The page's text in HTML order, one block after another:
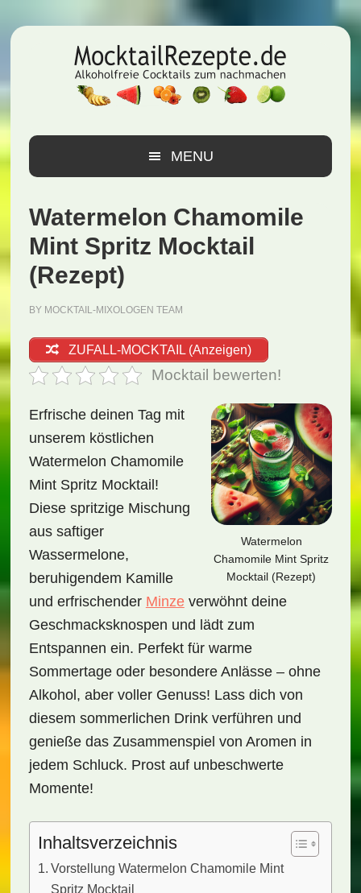
Hauptnavigation
Inhalt
Seitenspalte
MENU
Watermelon Chamomile
Mint Spritz Mocktail
(Rezept)
BY MOCKTAIL-MIXOLOGEN TEAM
ZUFALL-MOCKTAIL (Anzeigen)
Mocktail bewerten!
Watermelon
Chamomile Mint Spritz
Mocktail (Rezept)
Erfrische deinen Tag mit
unserem köstlichen
Watermelon Chamomile
Mint Spritz Mocktail!
Diese spritzige Mischung
aus saftiger
Wassermelone,
beruhigendem Kamille
und erfrischender Minzeverwöhnt deine
Geschmacksknospen und lädt zum
Entspannen ein. Perfekt für warme
Sommertage oder besondere Anlässe – ohne
Alkohol, aber voller Genuss! Lass dich von
diesem sommerlichen Drink verführen und
genieße das Zusammenspiel von Aromen in
jedem Schluck. Prost auf unbeschwerte
Momente!
Inhaltsverzeichnis
Vorstellung Watermelon Chamomile Mint
Spritz Mocktail